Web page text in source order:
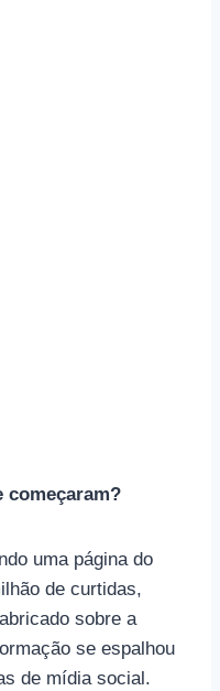
começaram?
uma página do
de curtidas,
sobre a
se espalhou
de mídia social.